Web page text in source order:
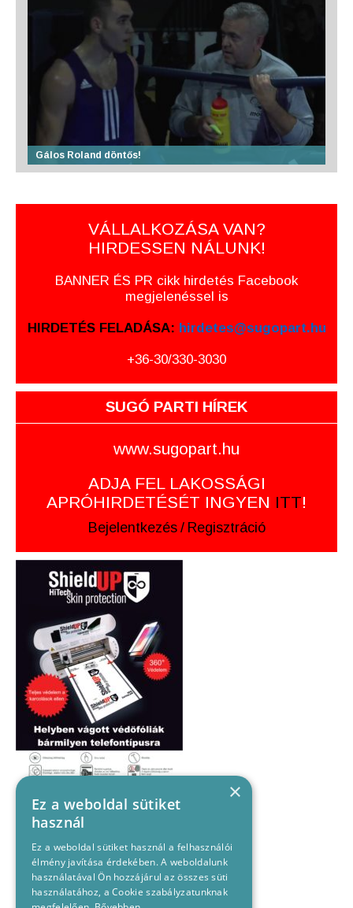
Gálos Roland döntős!
VÁLLALKOZÁSA VAN?
HIRDESSEN NÁLUNK!
BANNER ÉS PR cikk hirdetés Facebook
megjelenéssel is
HIRDETÉS FELADÁSA: hirdetes@sugopart.hu
+36-30/330-3030
SUGÓ PARTI HÍREK
www.sugopart.hu
ADJA FEL LAKOSSÁGI
APRÓHIRDETÉSÉT INGYEN ITT!
Bejelentkezés / Regisztráció
×
Ez a weboldal sütiket
használ
Ez a weboldal sütiket használ a felhasználói
élmény javítása érdekében. A weboldalunk
használatával Ön hozzájárul az összes süti
használatához, a Cookie szabályzatunknak